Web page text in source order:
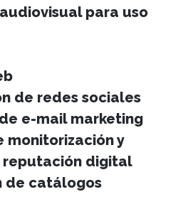
para uso
de redes sociales
e-mail marketing
monitorización y
reputación digital
de catálogos